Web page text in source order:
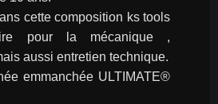
cette composition ks tools
pour la mécanique ,
aussi entretien technique.